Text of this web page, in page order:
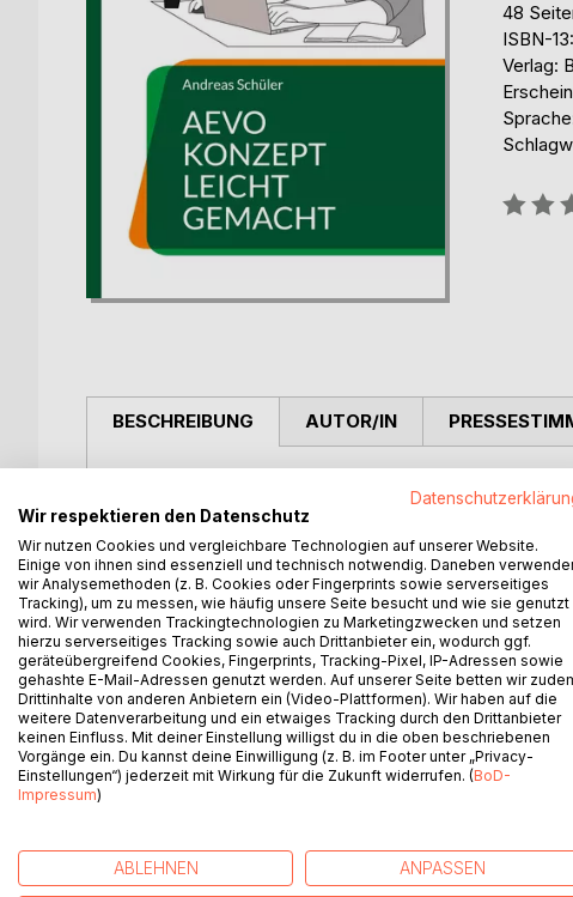
48
ISBN-
Verlag:
BESCHREIBUNG
Dieses Fachbuch wurde von einem erfahrenen
AEVO-Prüfung sicher bestehen wollen. Das gibt
ihre Prüfung. Einfach Konzept kopieren, anpassen
Leserstimme: Die Konzeptvorlagen haben mir sehr
Klacks. In meinem Vorbereitungskurs habe ich leidet
ich die praktische Prüfung auch. Zwar nur mit 76
AUTOR/IN
WEITERE TITEL BEIBoD
Wir respektieren den Datenschutz
Wir nutzen Cookies und vergleichbare Technologien auf unserer Website.
Einige von ihnen sind essenziell und technisch notwendig. Daneben
wir Analysemethoden (z. B. Cookies oder Fingerprints sowie serverseitiges
Tracking), um zu messen, wie häufig unsere Seite besucht und wie sie genutzt
wird. Wir verwenden Trackingtechnologien zu Marketingzwecken und setzen
hierzu serverseitiges Tracking sowie auch Drittanbieter ein, wodurch ggf.
geräteübergreifend Cookies, Fingerprints, Tracking-Pixel, IP-Adressen sowie
gehashte E-Mail-Adressen genutzt werden. Auf unserer Seite betten wir
Drittinhalte von anderen Anbietern ein (Video-Plattformen). Wir haben auf die
weitere Datenverarbeitung und ein etwaiges Tracking durch den Drittanbieter
keinen Einfluss. Mit deiner Einstellung willigst du in die oben beschriebenen
Vorgänge ein. Du kannst deine Einwilligung (z. B. im Footer unter „Privacy-
Einstellungen“) jederzeit mit Wirkung für die Zukunft widerrufen. (BoD-
Impressum)
ABLEHNEN ANPASSEN